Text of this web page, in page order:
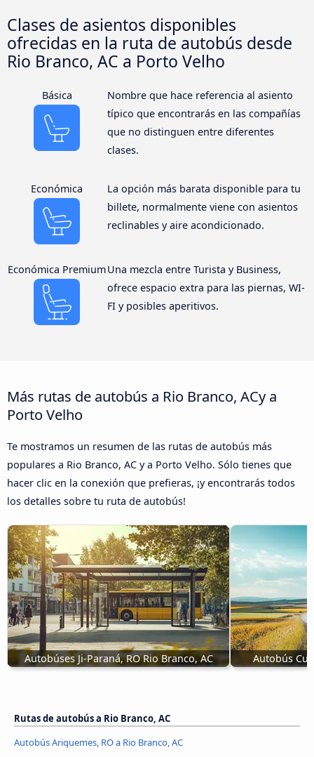
Clases de asientos disponibles
ofrecidas en la ruta de autobús desde
Rio Branco, AC a Porto Velho
Básica
Nombre que hace referencia al asiento
típico que encontrarás en las compañías
que no distinguen entre diferentes
clases.
Económica
La opción más barata disponible para tu
billete, normalmente viene con asientos
reclinables y aire acondicionado.
Económica PremiumUna mezcla entre Turista y Business,
ofrece espacio extra para las piernas, WI-
FI y posibles aperitivos.
Más rutas de autobús a Rio Branco, ACy a
Porto Velho
Te mostramos un resumen de las rutas de autobús más
populares a Rio Branco, AC y a Porto Velho. Sólo tienes que
hacer clic en la conexión que prefieras, ¡y encontrarás todos
los detalles sobre tu ruta de autobús!
Autobúses Ji-Paraná, RO Rio Branco, AC Autobús
Rutas de autobús a Rio Branco, AC
Autobús Ariquemes, RO a Rio Branco, AC